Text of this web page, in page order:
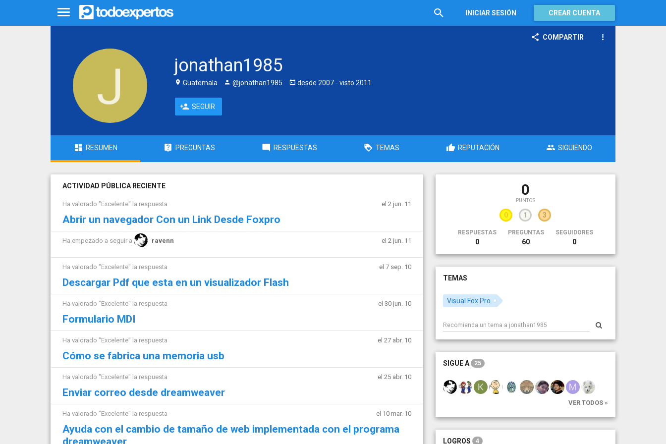
INICIAR SESIÓN CREAR CUENTA
COMPARTIR
jonathan1985
Guatemala @jonathan1985 desde 2007 - visto 2011
SEGUIR
RESUMEN PREGUNTAS RESPUESTAS TEMAS REPUTACIÓN SIGUIENDO
ACTIVIDAD PÚBLICA RECIENTE
Ha valorado "Excelente" la respuesta el 2 jun. 11
Abrir un navegador Con un Link Desde Foxpro
Ha empezado a seguir a ravenn el 2 jun. 11
Ha valorado "Excelente" la respuesta el 7 sep. 10
Descargar Pdf que esta en un visualizador Flash
Ha valorado "Excelente" la respuesta el 30 jun. 10
Formulario MDI
Ha valorado "Excelente" la respuesta el 27 abr. 10
Cómo se fabrica una memoria usb
Ha valorado "Excelente" la respuesta el 25 abr. 10
Enviar correo desde dreamweaver
Ha valorado "Excelente" la respuesta el 10 mar. 10
Ayuda con el cambio de tamaño de web implementada con el programa
dreamweaver
0
PUNTOS
0 1 3
RESPUESTAS
0
PREGUNTAS
60
SEGUIDORES
0
TEMAS
Visual Fox Pro
SIGUE A 25
VER TODOS »
LOGROS 4